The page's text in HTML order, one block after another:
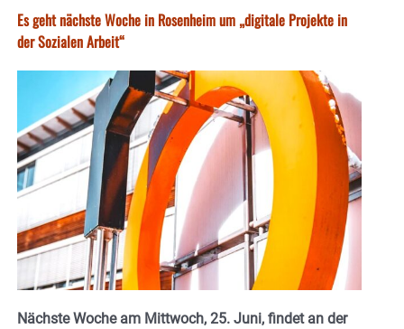
Es geht nächste Woche in Rosenheim um „digitale Projekte in
der Sozialen Arbeit“
Nächste Woche am Mittwoch, 25. Juni, findet an der